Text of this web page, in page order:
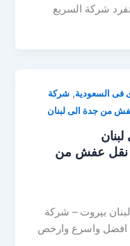
شركة السريع
فى السعودية,شركة
من جدة الى لبنان
شركة نقل عفش من
بيروت – شركة
افضل واسرع وارخص